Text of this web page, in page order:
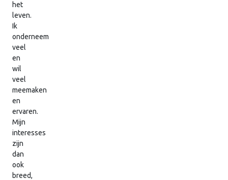
het
leven.
Ik
onderneem
veel
en
wil
veel
meemaken
en
ervaren.
Mijn
interesses
zijn
dan
ook
breed,